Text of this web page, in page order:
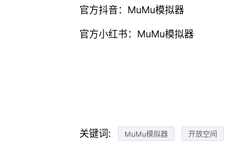
官方抖音：MuMu模拟器
官方小红书：MuMu模拟器
关键词: MuMu模拟器 开放空间